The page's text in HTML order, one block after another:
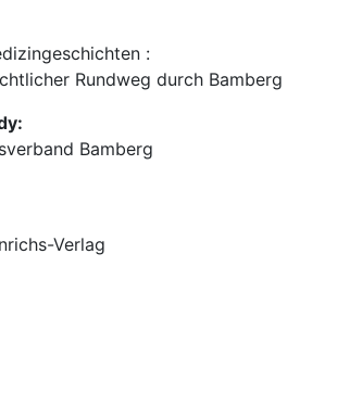
:
Rundweg durch Bamberg
Bamberg
Verlag